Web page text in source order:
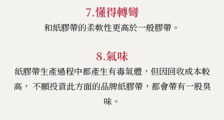
7.懂得轉彎
和紙膠帶的柔軟性更高於一般膠帶。
8.氣味
紙膠帶生產過程中都產生有毒氣體，但因回收成本較
高， 不願投資此方面的品牌紙膠帶，都會帶有一股臭
味。